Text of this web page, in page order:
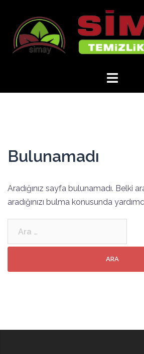
Bulunamadı
Aradığınız sayfa bulunamadı. Belki
aradığınızı bulma konusunda